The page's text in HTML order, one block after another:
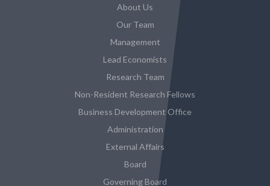
About Us
Our Team
Management
Lead Economists
Research Team
Non-Resident Research Fellows
Business Development Office
Administration
External Affairs
Board
Governing Board